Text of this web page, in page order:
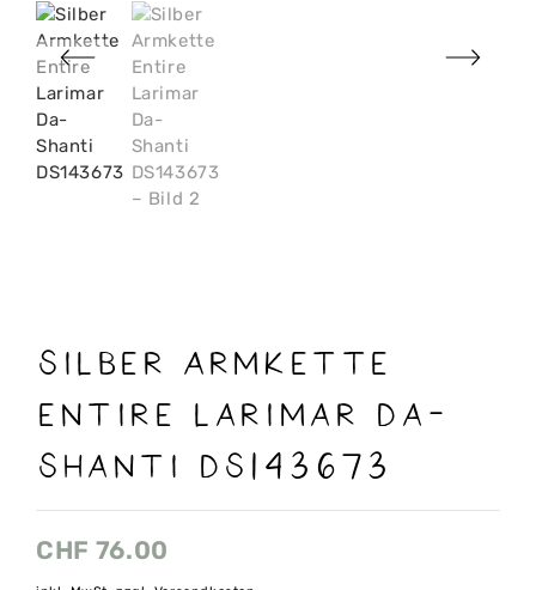
Silber Armkette
Entire Larimar Da-
Shanti DS143673
CHF 76.00